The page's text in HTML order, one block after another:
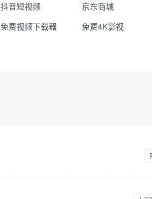
抖音短视频 京东商城
免费视频下载器 免费4K影视